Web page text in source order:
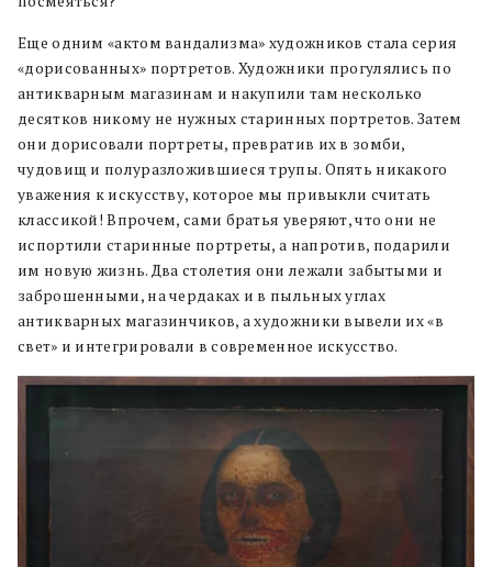
Еще одним «актом вандализма» художников стала серия
«дорисованных» портретов. Художники прогулялись по
антикварным магазинам и накупили там несколько
десятков никому не нужных старинных портретов. Затем
они дорисовали портреты, превратив их в зомби,
чудовищ и полуразложившиеся трупы. Опять никакого
уважения к искусству, которое мы привыкли считать
классикой! Впрочем, сами братья уверяют, что они не
испортили старинные портреты, а напротив, подарили
им новую жизнь. Два столетия они лежали забытыми и
заброшенными, на чердаках и в пыльных углах
антикварных магазинчиков, а художники вывели их «в
свет» и интегрировали в современное искусство.